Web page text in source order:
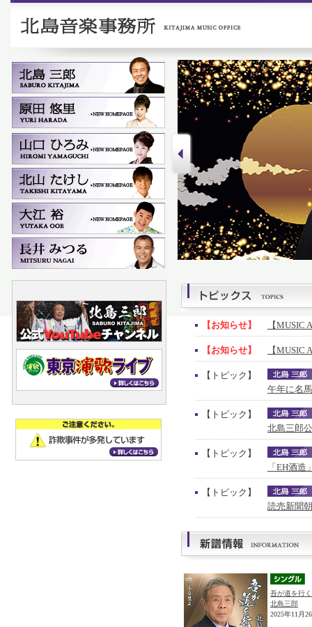
【お知らせ】 【MUSIC
【お知らせ】 【MUSIC
【トピック】
午年に名
【トピック】
北島三郎
【トピック】
「EH酒
【トピック】
読売新聞
吾が道を行く
北島三郎
2025年11月